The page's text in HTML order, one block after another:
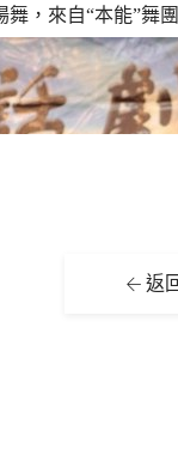
舞，來自“本能”舞
返